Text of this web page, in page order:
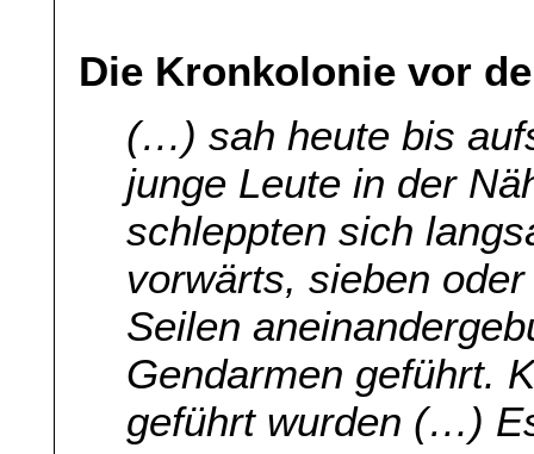
Die Kronkolonie vor
(…) sah heute bis
junge Leute in der
schleppten sich
vorwärts, sieben
Seilen
Gendarmen geführt.
geführt wurden (…)